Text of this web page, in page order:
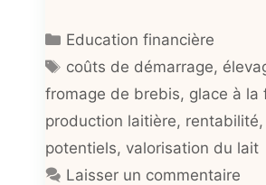
Catégories
Education financière
Étiquettes
coûts de démarrage,
fromage de brebis, glace à la
production laitière, rentabilité,
potentiels, valorisation du lait
Laisser un commentaire